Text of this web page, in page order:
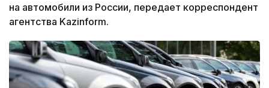
на автомобили из России, передает корреспондент
агентства Kazinform.